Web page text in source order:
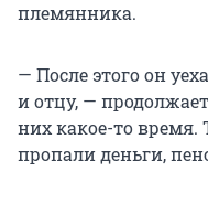
племянника.
— После этого он
и отцу, —
них какое-то
пропали деньги,